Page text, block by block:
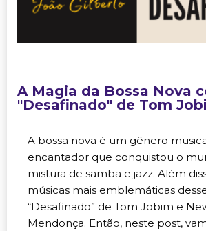
A Magia da Bossa Nova
"Desafinado" de Tom
A bossa nova é um gênero
encantador que conquistou o
mistura de samba e jazz. Além
músicas mais emblemáticas
“Desafinado” de Tom Jobim e
Mendonça. Então, neste post,